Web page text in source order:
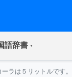
語辞書(current)
ラは５リットルです。